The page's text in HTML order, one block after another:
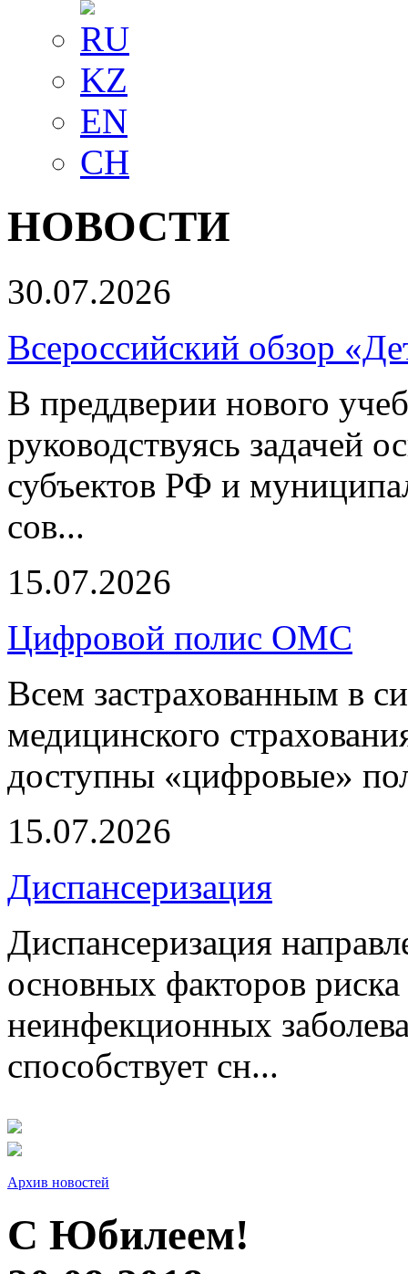
RU
KZ
EN
CH
НОВОСТИ
30.07.2026
Всероссийский обзор
В преддверии нового
руководствуясь задачей
субъектов РФ и
сов...
15.07.2026
Цифровой полис ОМС
Всем застрахованным в
медицинского
доступны «цифровые»
15.07.2026
Диспансеризация
Диспансеризация
основных факторов
неинфекционных
способствует сн...
Архив новостей
С Юбилеем!